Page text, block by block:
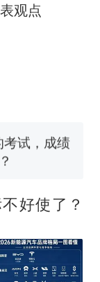
观点
试，成绩
！女子傻
更省电？
就能让航
多强？
好使了？